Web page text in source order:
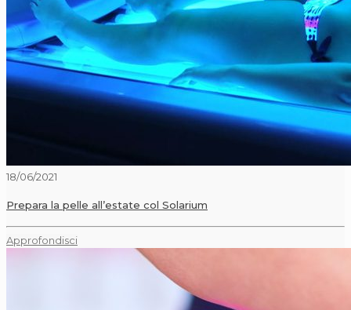
18/06/2021
Prepara la pelle all’estate col Solarium
Approfondisci